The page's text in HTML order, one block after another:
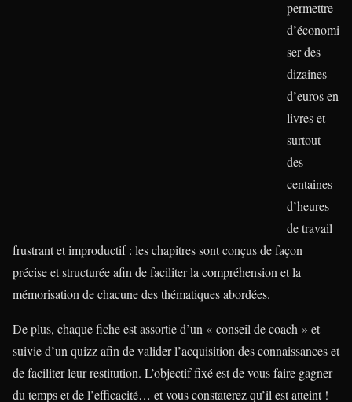
permettre
d’économi
ser des
dizaines
d’euros en
livres et
surtout
des
centaines
d’heures
de travail
frustrant et improductif : les chapitres sont conçus de façon
précise et structurée afin de faciliter la compréhension et la
mémorisation de chacune des thématiques abordées.
De plus, chaque fiche est assortie d’un « conseil de coach » et
suivie d’un quizz afin de valider l’acquisition des connaissances et
de faciliter leur restitution. L’objectif fixé est de vous faire gagner
du temps et de l’efficacité… et vous constaterez qu’il est atteint !